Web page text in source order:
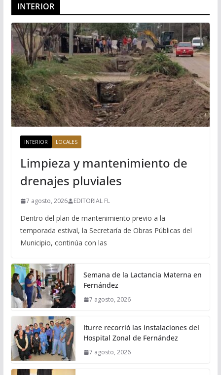
INTERIOR
INTERIOR LOCALES
Limpieza y mantenimiento de
drenajes pluviales
7 agosto, 2026 EDITORIAL FL
Dentro del plan de mantenimiento previo a la
temporada estival, la Secretaría de Obras Públicas del
Municipio, continúa con las
Semana de la Lactancia Materna en
Fernández
7 agosto, 2026
Iturre recorrió las instalaciones del
Hospital Zonal de Fernández
7 agosto, 2026